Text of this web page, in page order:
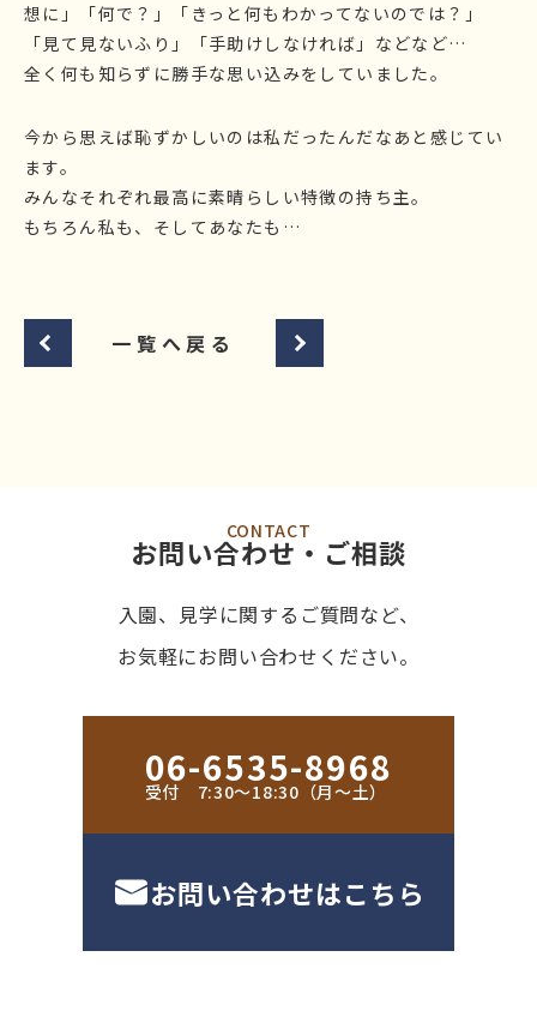
想に」「何で？」「きっと何もわかってないのでは？」
「見て見ないふり」「手助けしなければ」などなど…
全く何も知らずに勝手な思い込みをしていました。
今から思えば恥ずかしいのは私だったんだなあと感じてい
ます。
みんなそれぞれ最高に素晴らしい特徴の持ち主。
もちろん私も、そしてあなたも…
一覧へ戻る
CONTACT
お問い合わせ・ご相談
入園、見学に関するご質問など、
お気軽にお問い合わせください。
06-6535-8968
受付 7:30〜18:30（月〜土）
お問い合わせはこちら